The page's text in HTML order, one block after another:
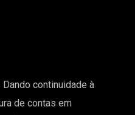
continuidade à
de contas em